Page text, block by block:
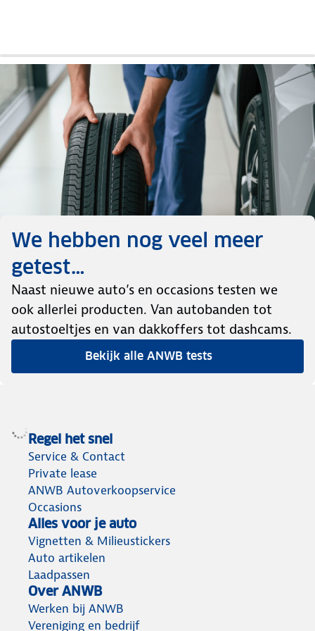
We hebben nog veel meer
getest…
Naast nieuwe auto’s en occasions testen we
ook allerlei producten. Van autobanden tot
autostoeltjes en van dakkoffers tot dashcams.
Bekijk alle ANWB tests
Regel het snel
Service & Contact
Private lease
ANWB Autoverkoopservice
Occasions
Alles voor je auto
Vignetten & Milieustickers
Auto artikelen
Laadpassen
Over ANWB
Werken bij ANWB
Vereniging en bedrijf